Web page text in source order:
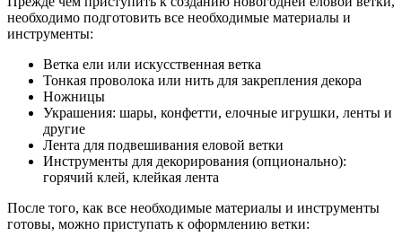
необходимо подготовить все необходимые материалы и
инструменты:
Ветка ели или искусственная ветка
Тонкая проволока или нить для закрепления декора
Ножницы
Украшения: шары, конфетти, елочные игрушки, ленты и
другие
Лента для подвешивания еловой ветки
Инструменты для декорирования (опционально):
горячий клей, клейкая лента
После того, как все необходимые материалы и инструменты
готовы, можно приступать к оформлению ветки: